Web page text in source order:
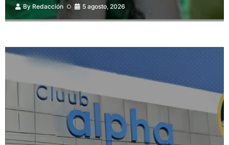
By Redacción 5 agosto, 2026